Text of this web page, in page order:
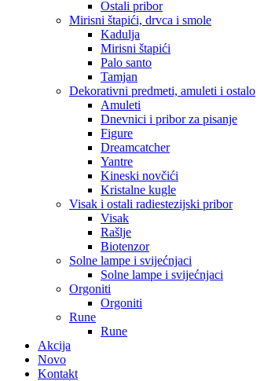
Ostali pribor
Mirisni štapići, drvca i smole
Kadulja
Mirisni štapići
Palo santo
Tamjan
Dekorativni predmeti, amuleti i ostalo
Amuleti
Dnevnici i pribor za pisanje
Figure
Dreamcatcher
Yantre
Kineski novčići
Kristalne kugle
Visak i ostali radiestezijski pribor
Visak
Rašlje
Biotenzor
Solne lampe i svijećnjaci
Solne lampe i svijećnjaci
Orgoniti
Orgoniti
Rune
Rune
Akcija
Novo
Kontakt